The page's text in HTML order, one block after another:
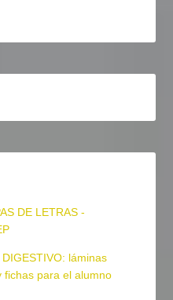
DE LETRAS -
DIGESTIVO: láminas
fichas para el alumno